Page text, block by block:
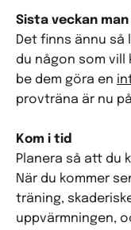
Sista veckan man
Det finns ännu så
du någon som vill
be dem göra en
provträna är nu
Kom i tid
Planera så att du
När du kommer
träning,
uppvärmningen,